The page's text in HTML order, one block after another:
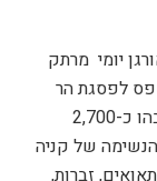
יומי מרתק
לפסגת הר
לוגונוט (Mount Logonot) הר געש רדום שגובהו כ-2,700
הנשימה של קניה
זברות,